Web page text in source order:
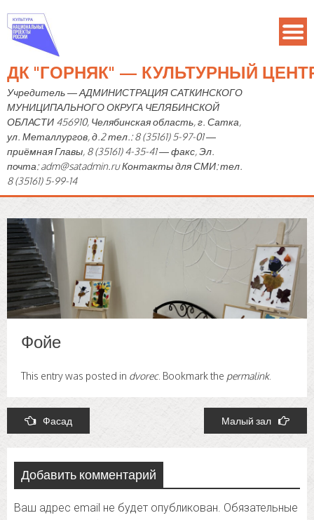
ДК "ГОРНЯК" — КУЛЬТУРНЫЙ
Учредитель — АДМИНИСТРАЦИЯ САТКИНСКОГО
МУНИЦИПАЛЬНОГО ОКРУГА ЧЕЛЯБИНСКОЙ
ОБЛАСТИ 456910, Челябинская область, г. Сатка,
ул. Металлургов, д.2 тел.: 8 (35161) 5-97-01 —
приёмная Главы, 8 (35161) 4-35-41 — факс, Эл.
почта: adm@satadmin.ru Контакты для СМИ: тел.
8 (35161) 5-99-14
Фойе
This entry was posted in dvorec. Bookmark the permalink.
Post
navigation
Фасад Малый зал
Добавить комментарий
Ваш адрес email не будет опубликован. Обязательные